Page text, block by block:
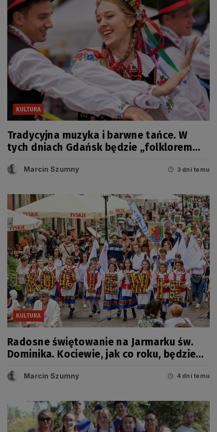
KULTURA
Tradycyjna muzyka i barwne tańce. W
tych dniach Gdańsk będzie „folklorem
Marcin Szumny 3 dni temu
KULTURA
Radosne świętowanie na Jarmarku św.
Dominika. Kociewie, jak co roku, będzie
Marcin Szumny 4 dni temu